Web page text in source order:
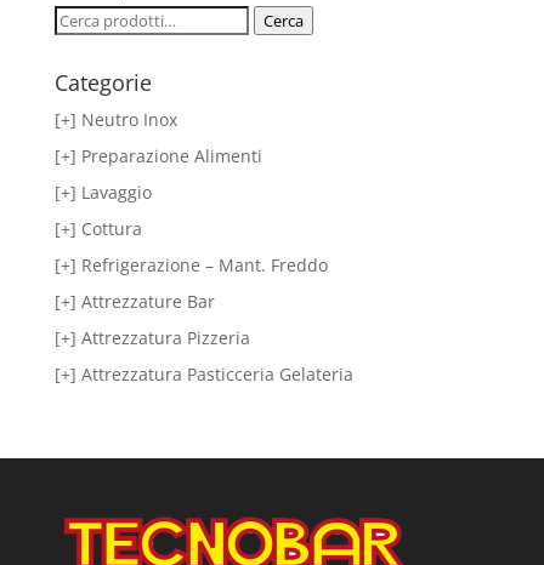
Cerca: Cerca
Categorie
[+] Neutro Inox
[+] Preparazione Alimenti
[+] Lavaggio
[+] Cottura
[+] Refrigerazione – Mant. Freddo
[+] Attrezzature Bar
[+] Attrezzatura Pizzeria
[+] Attrezzatura Pasticceria Gelateria